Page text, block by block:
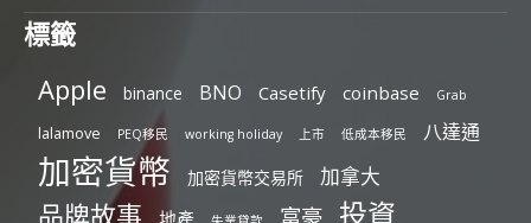
標籤
Apple binance BNO Casetify coinbase Grab
lalamove PEQ移民 working holiday 上市 低成本移民 八達通
加密貨幣 加密貨幣交易所 加拿大
品牌故事 富豪 投資